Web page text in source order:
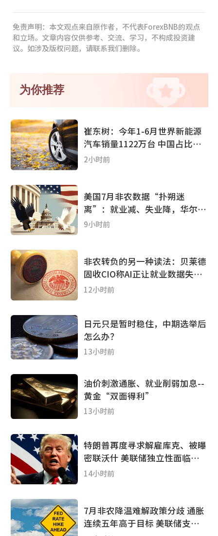
免责声明：本文观点来自原作者，不代表ForexBNB的观点
和立场。文章内容仅供参考、交流、学习，不构成投资建
议。如涉及版权问题，请联系我们删除。
为你推荐
崔东树：今年1-6月世界新能源
汽车销量1122万台 中国占比达
62%
2小时前
美国7月非农数据“扑朔迷
离”：就业减、失业降，华尔街
分析师怎么看?
9小时前
非农转负的另一种读法：贝莱德
固收CIO称AI正让就业数据失效
加息“已无意义”
12小时前
日元只是暂时稳住，中期选举后
怎么办？
13小时前
油价刺激通胀、就业削弱加息--
黄金“双面得利”
13小时前
特朗普再度寻求解雇库克、被曝
密联沃什 美联储独立性面临新
考验
14小时前
7月非农降温难解政策分歧 通胀
连续五年高于目标 美联储支持